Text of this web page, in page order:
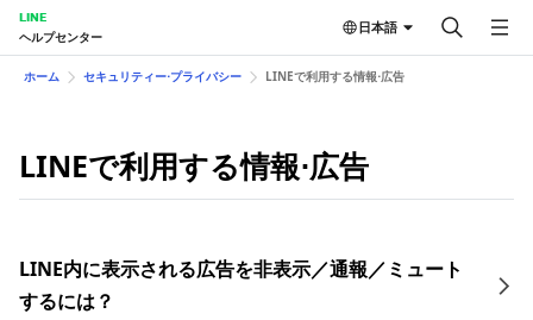
LINE
ヘルプセンター
日本語
ホーム セキュリティー⋅プライバシー LINEで利用する情報⋅広告
LINEで利用する情報⋅広告
LINE内に表示される広告を非表示／通報／ミュート
するには？